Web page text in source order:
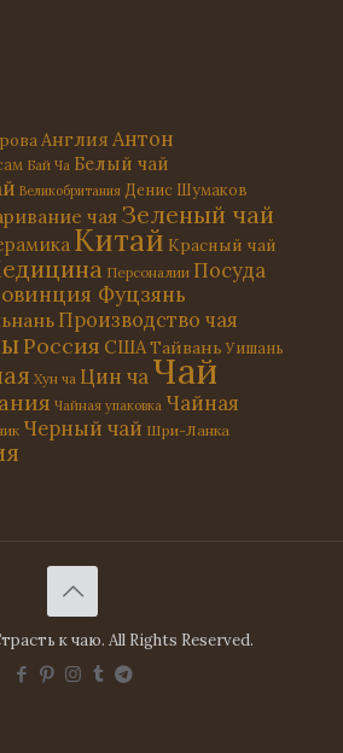
Англия Антон
Бай Ча Белый чай
Великобритания Денис Шумаков
чая Зеленый чай
Китай Красный чай
Персоналии Посуда
Фуцзянь
Производство чая
Россия СШАТайвань Уишань
Хун ча Цин чаЧай
Чайная упаковка Чайная
Черный чай Шри-Ланка
к чаю. All Rights Reserved.